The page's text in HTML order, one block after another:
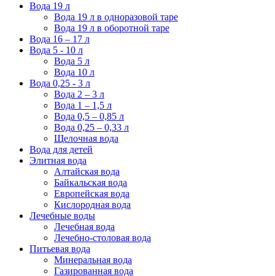
Вода 19 л
Вода 19 л в одноразовой таре
Вода 19 л в оборотной таре
Вода 16 – 17 л
Вода 5 - 10 л
Вода 5 л
Вода 10 л
Вода 0,25 - 3 л
Вода 2 – 3 л
Вода 1 – 1,5 л
Вода 0,5 – 0,85 л
Вода 0,25 – 0,33 л
Щелочная вода
Вода для детей
Элитная вода
Алтайская вода
Байкальская вода
Европейская вода
Кислородная вода
Лечебные воды
Лечебная вода
Лечебно-столовая вода
Питьевая вода
Минеральная вода
Газированная вода